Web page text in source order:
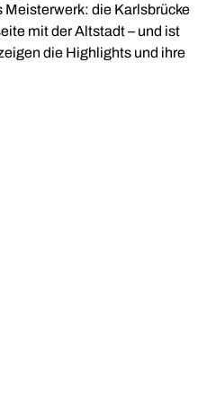
Meisterwerk: die Karlsbrücke
mit der Altstadt – und ist
die Highlights und ihre